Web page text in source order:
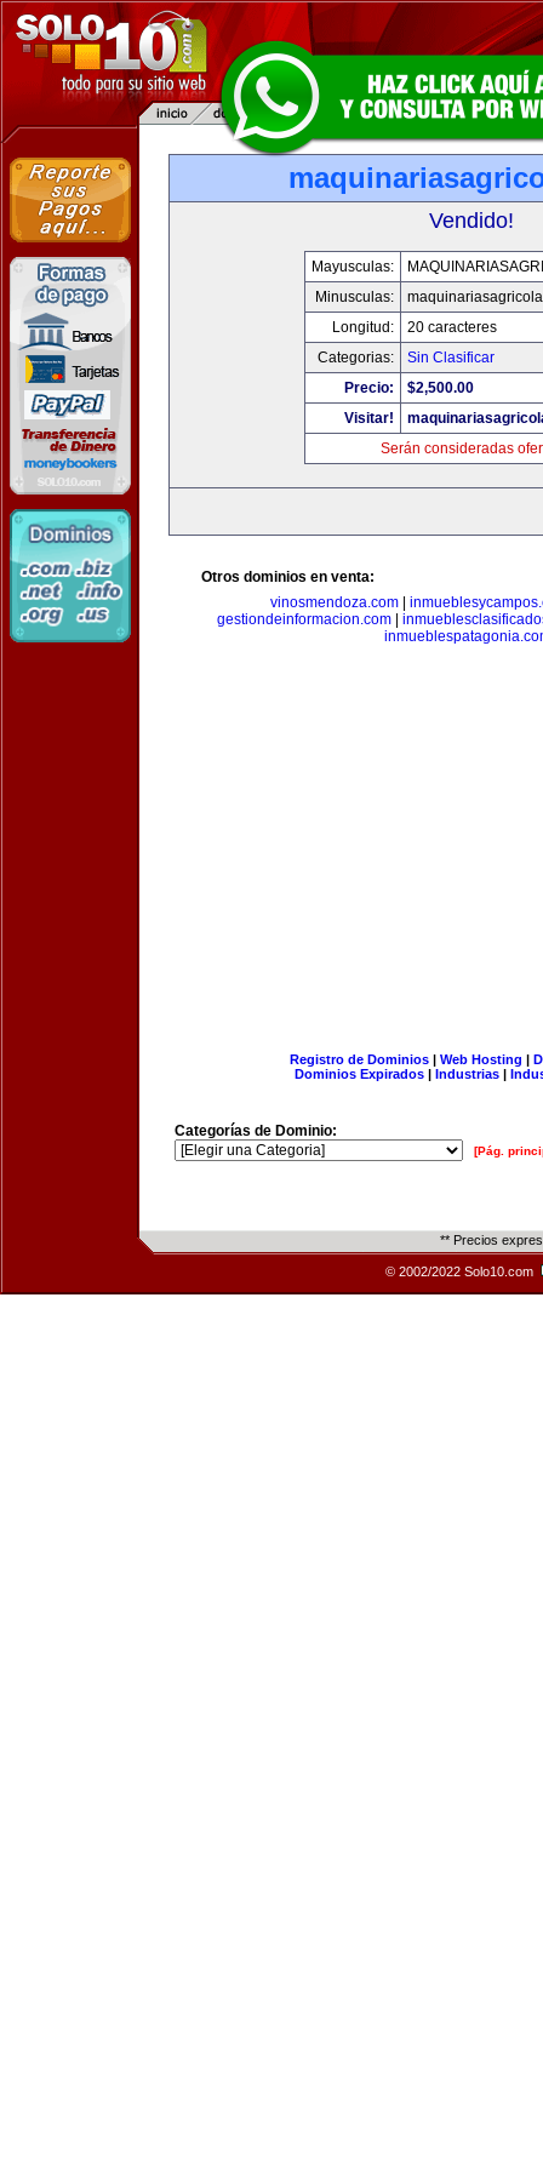
Vendido!
Mayusculas:
Minusculas:
Longitud:
20 caracteres
Categorias:
Sin Clasificar
Precio:
$2,500.00
Visitar!
Serán consideradas
Otros dominios en venta:
vinosmendoza.com|
gestiondeinformacion.com
Registro de Dominios| Web Hosting |
Dominios Expirados | Industrias |
Categorías de Dominio:
[Pág.
** Precios
© 2002/2022 Solo10.com